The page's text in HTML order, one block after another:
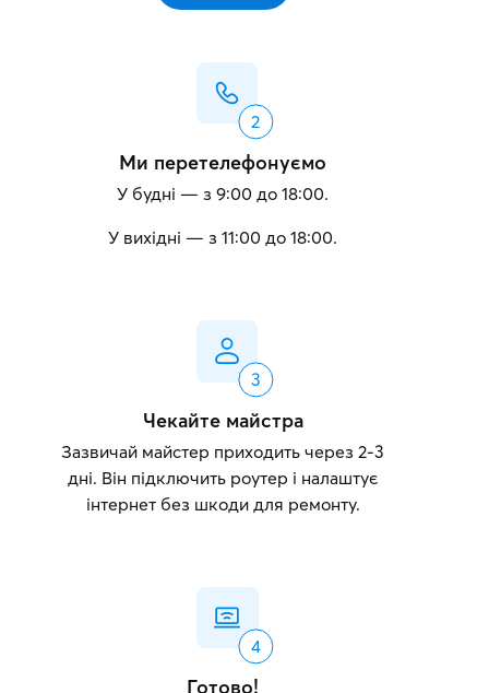
Ми перетелефонуємо
У будні — з 9:00 до 18:00.
У вихідні — з 11:00 до 18:00.
Чекайте майстра
Зазвичай майстер приходить через 2-3
дні. Він підключить роутер і налаштує
інтернет без шкоди для ремонту.
Готово!